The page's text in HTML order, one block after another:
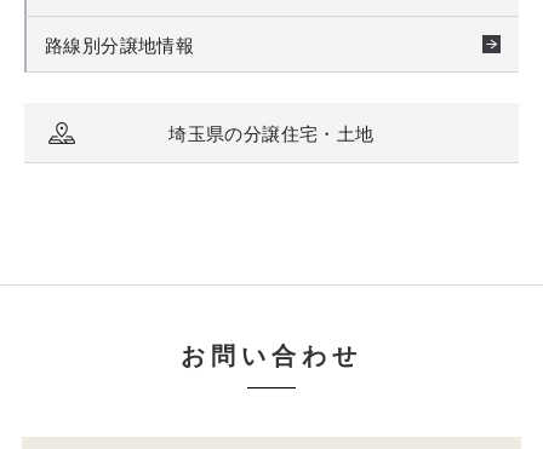
路線別分譲地情報
埼玉県の分譲住宅・土地
お問い合わせ